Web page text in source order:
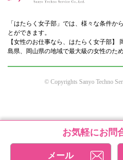
お気軽にお問
メール
「はたらく女子部」では、様々な条件か
とができます。
【女性のお仕事なら、はたらく女子部】
島県、岡山県の地域で最大級の女性のた
© Copyrights Sanyo Techno